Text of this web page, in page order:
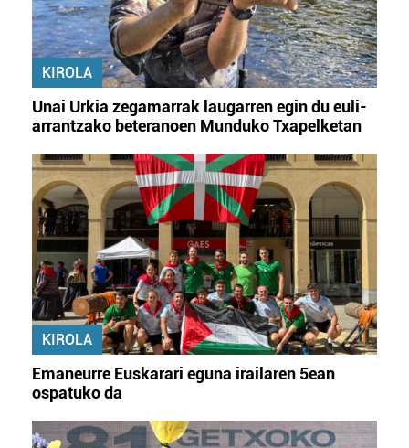
KIROLA
Unai Urkia zegamarrak laugarren egin du euli-
arrantzako beteranoen Munduko Txapelketan
KIROLA
Emaneurre Euskarari eguna irailaren 5ean
ospatuko da